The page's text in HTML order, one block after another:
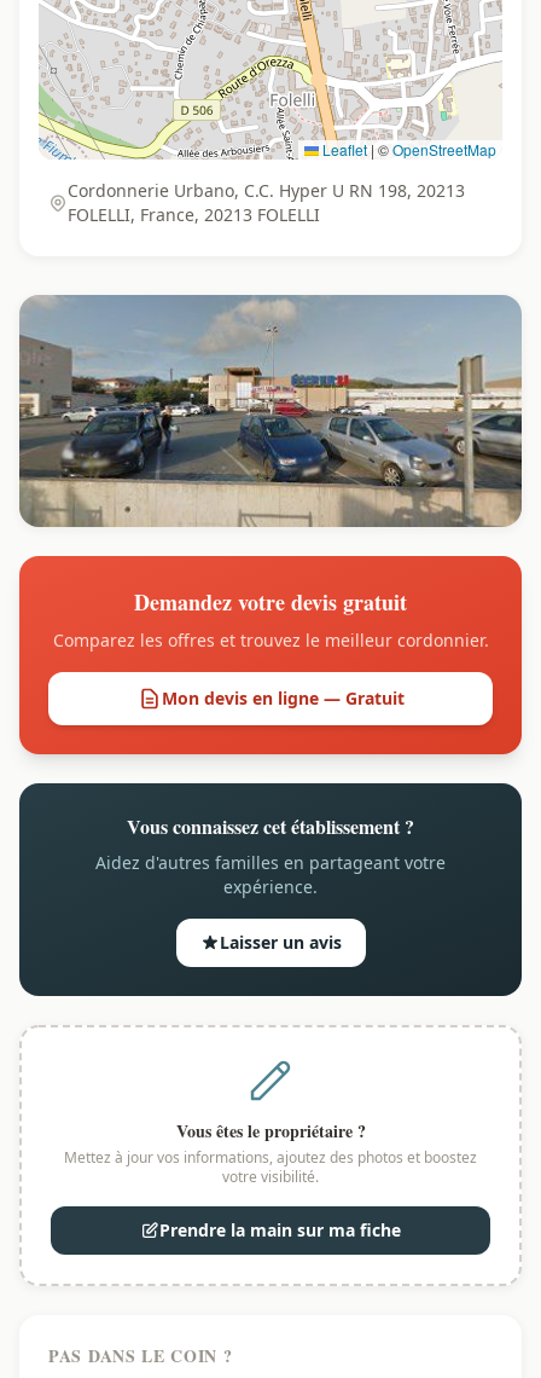
Leaflet | ©OpenStreetMap
Cordonnerie Urbano, C.C. Hyper U RN 198, 20213
FOLELLI, France, 20213 FOLELLI
Demandez votre devis gratuit
Comparez les offres et trouvez le meilleur cordonnier.
Mon devis en ligne — Gratuit
Vous connaissez cet établissement ?
Aidez d'autres familles en partageant votre
expérience.
Laisser un avis
Vous êtes le propriétaire ?
Mettez à jour vos informations, ajoutez des photos et boostez
votre visibilité.
Prendre la main sur ma fiche
PAS DANS LE COIN ?